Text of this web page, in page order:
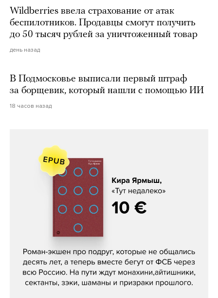
Wildberries ввела страхование от атак
беспилотников. Продавцы смогут получить
до 50 тысяч рублей за уничтоженный товар
день назад
В Подмосковье выписали первый штраф
за борщевик, который нашли с помощью ИИ
18 часов назад
Кира Ярмыш, «Тут недалеко»